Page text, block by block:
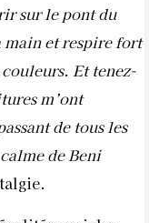
sur le pont du
main et respire fort
Et tenez-
m’ont
de tous les
de Beni